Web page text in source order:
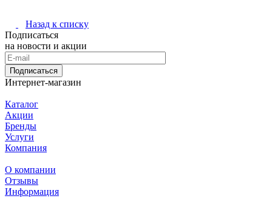
Назад к списку
Подписаться
на новости и акции
Подписаться
Интернет-магазин
Каталог
Акции
Бренды
Услуги
Компания
О компании
Отзывы
Информация